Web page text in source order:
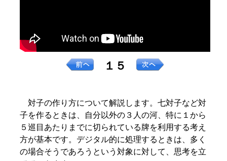
１５
対子の作り方について解説します。七対子など対
子を作るときは、自分以外の３人の河、特に１から
５巡目あたりまでに切られている牌を利用する考え
方が基本です。デジタル的に処理するときは、多く
の場合そうであろうという対象に対して、思考を立